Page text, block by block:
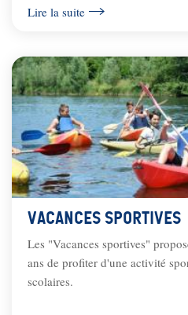
Lire la suite
Vacances Sportives
Les "Vacances sportives"
ans de profiter d'une activité
scolaires.